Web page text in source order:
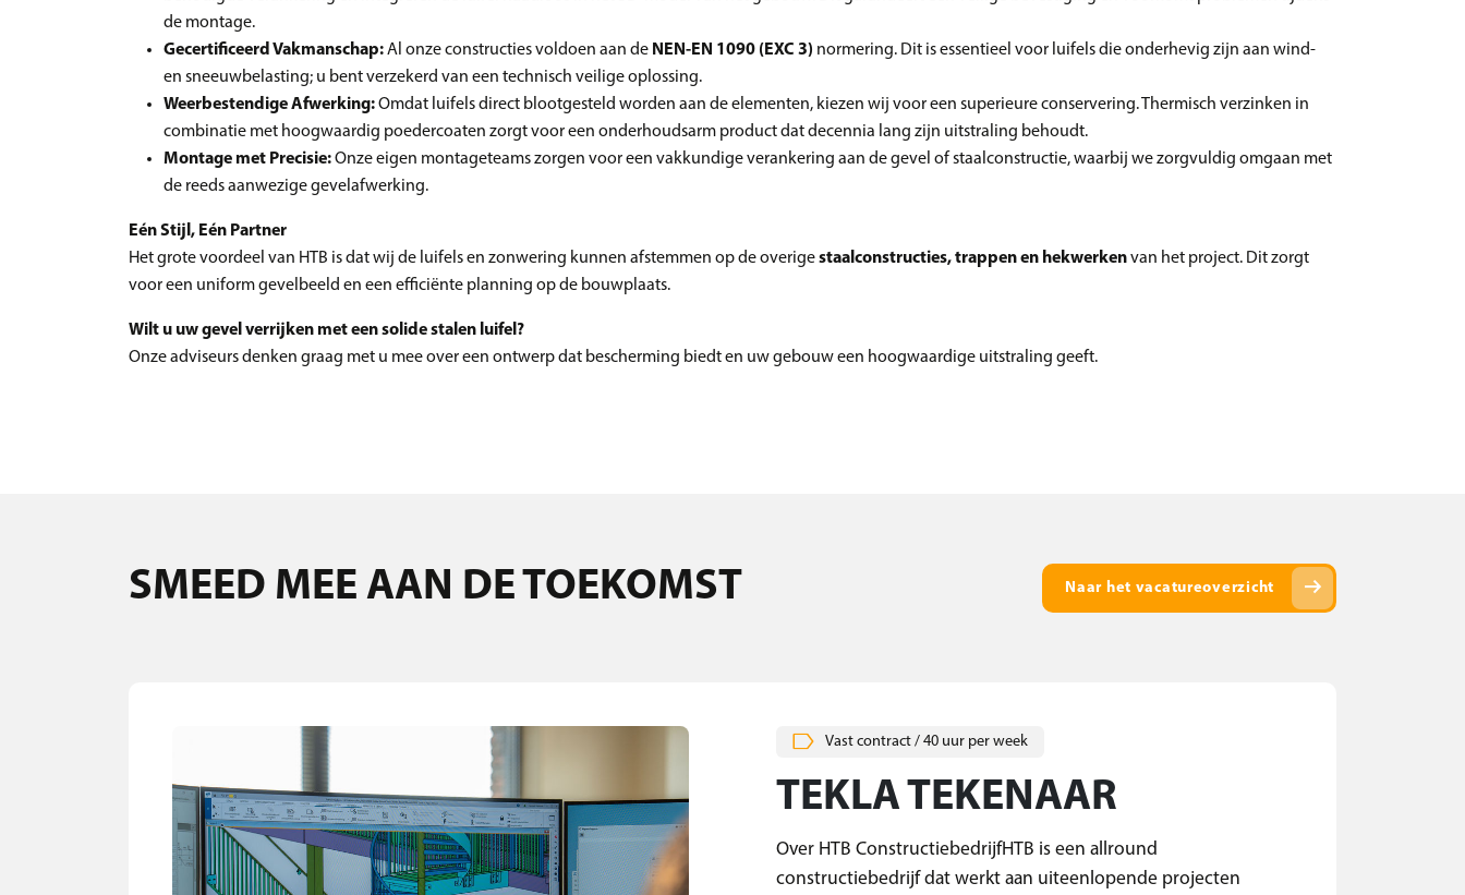
de montage.
Gecertificeerd Vakmanschap:Al onze constructies voldoen aan de NEN-EN 1090 (EXC 3) normering. Dit is essentieel voor luifels die onderhevig zijn aan wind-
en sneeuwbelasting; u bent verzekerd van een technisch veilige oplossing.
Weerbestendige Afwerking:Omdat luifels direct blootgesteld worden aan de elementen, kiezen wij voor een superieure conservering. Thermisch verzinken in
combinatie met hoogwaardig poedercoaten zorgt voor een onderhoudsarm product dat decennia lang zijn uitstraling behoudt.
Montage met Precisie:Onze eigen montageteams zorgen voor een vakkundige verankering aan de gevel of staalconstructie, waarbij we zorgvuldig omgaan met
de reeds aanwezige gevelafwerking.
Eén Stijl, Eén Partner
Het grote voordeel van HTB is dat wij de luifels en zonwering kunnen afstemmen op de overigestaalconstructies, trappen en hekwerkenvan het project. Dit zorgt
voor een uniform gevelbeeld en een efficiënte planning op de bouwplaats.
Wilt u uw gevel verrijken met een solide stalen luifel?
Onze adviseurs denken graag met u mee over een ontwerp dat bescherming biedt en uw gebouw een hoogwaardige uitstraling geeft.
SMEED MEE AAN DE TOEKOMST Naar het vacatureoverzicht arrow_right_alt
Vast contract / 40 uur per week
TEKLA TEKENAAR
Over HTB ConstructiebedrijfHTB is een allround
constructiebedrijf dat werkt aan uiteenlopende projecten